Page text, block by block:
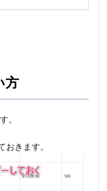
方
。
きます。